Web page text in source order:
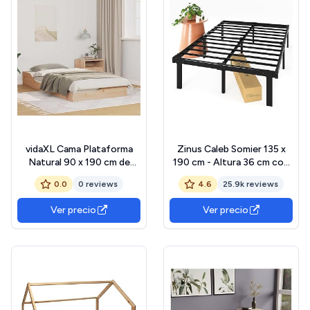
vidaXL Cama Plataforma
Natural 90 x 190 cm de
Madera de Pino Maciza,
Acabado Mate. Solución de
Sueño Moderna con Cajón
de Almacenamiento.
Montaje Sencillo para
0.0 0 reviews
Ver precio
Zinus Caleb Somier 135 x
190 cm - Altura 36 cm con
Almacenamiento bajo la
Cama - Estructura de
Acero Plegable - Negro
4.6 25.9k reviews
Ver precio